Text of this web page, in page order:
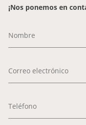
¡Nos ponemos en
electrónico *